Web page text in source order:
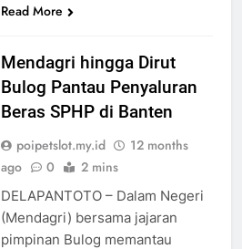
Read More
Mendagri hingga Dirut
Bulog Pantau Penyaluran
Beras SPHP di Banten
poipetslot.my.id
12 months
ago
0 2 mins
DELAPANTOTO – Dalam Negeri
(Mendagri) bersama jajaran
pimpinan Bulog memantau